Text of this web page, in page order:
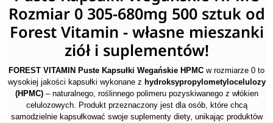
Rozmiar 0 305-680mg 500 sztuk od
Forest Vitamin - własne mieszanki
ziół i suplementów!
FOREST VITAMIN Puste Kapsułki Wegańskie HPMC w rozmiarze 0 to
wysokiej jakości kapsułki wykonane z hydroksypropylometylocelulozy
(HPMC)– naturalnego, roślinnego polimeru pozyskiwanego z włókien
celulozowych. Produkt przeznaczony jest dla osób, które chcą
samodzielnie kapsułkować swoje suplementy diety, unikając produktów